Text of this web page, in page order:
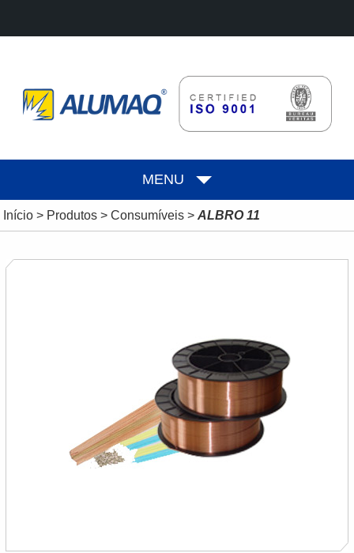
MENU
Início> Produtos> Consumíveis> ALBRO 11